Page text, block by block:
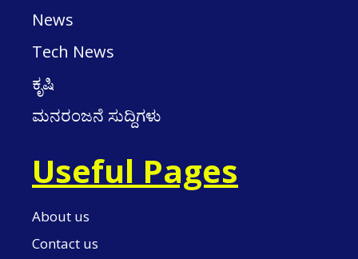
News
Tech News
ಕೃಷಿ
ಮನರಂಜನೆ ಸುದ್ದಿಗಳು
Useful Pages
About us
Contact us